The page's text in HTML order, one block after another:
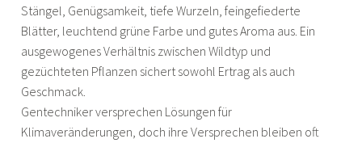
Stängel, Genügsamkeit, tiefe Wurzeln, feingefiederte
Blätter, leuchtend grüne Farbe und gutes Aroma aus. Ein
ausgewogenes Verhältnis zwischen Wildtyp und
gezüchteten Pflanzen sichert sowohl Ertrag als auch
Geschmack.
Gentechniker versprechen Lösungen für
Klimaveränderungen, doch ihre Versprechen bleiben oft